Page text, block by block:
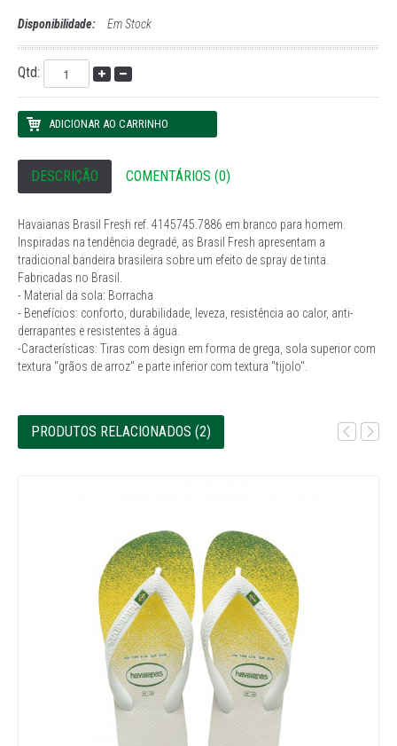
Disponibilidade: Em Stock
Qtd:
DESCRIÇÃO COMENTÁRIOS (0)
Havaianas Brasil Fresh ref. 4145745.7886 em branco para homem.
Inspiradas na tendência degradé, as Brasil Fresh apresentam a
tradicional bandeira brasileira sobre um efeito de spray de tinta.
Fabricadas no Brasil.
- Material da sola: Borracha
- Benefícios: conforto, durabilidade, leveza, resistência ao calor, anti-
derrapantes e resistentes à água.
-Características: Tiras com design em forma de grega, sola superior com
textura "grãos de arroz" e parte inferior com textura "tijolo".
PRODUTOS RELACIONADOS (2)